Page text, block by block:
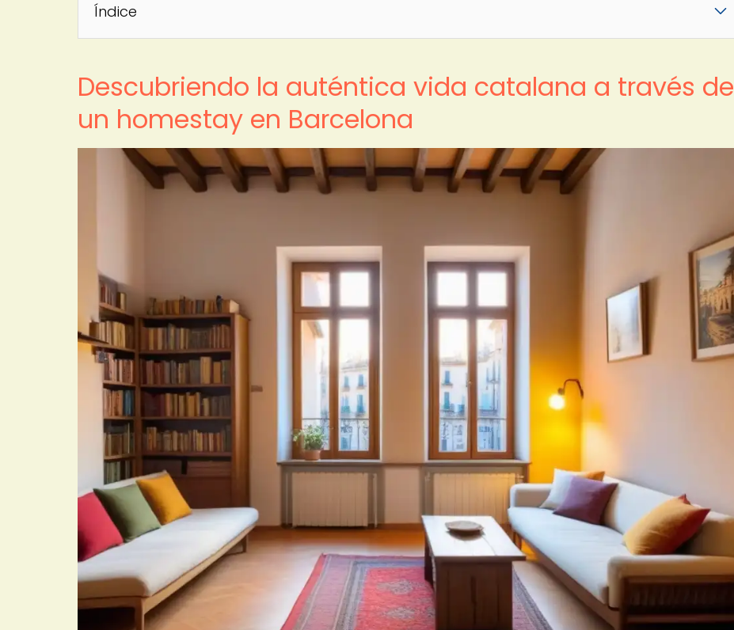
Índice
Descubriendo la auténtica vida catalana a través de
un homestay en Barcelona